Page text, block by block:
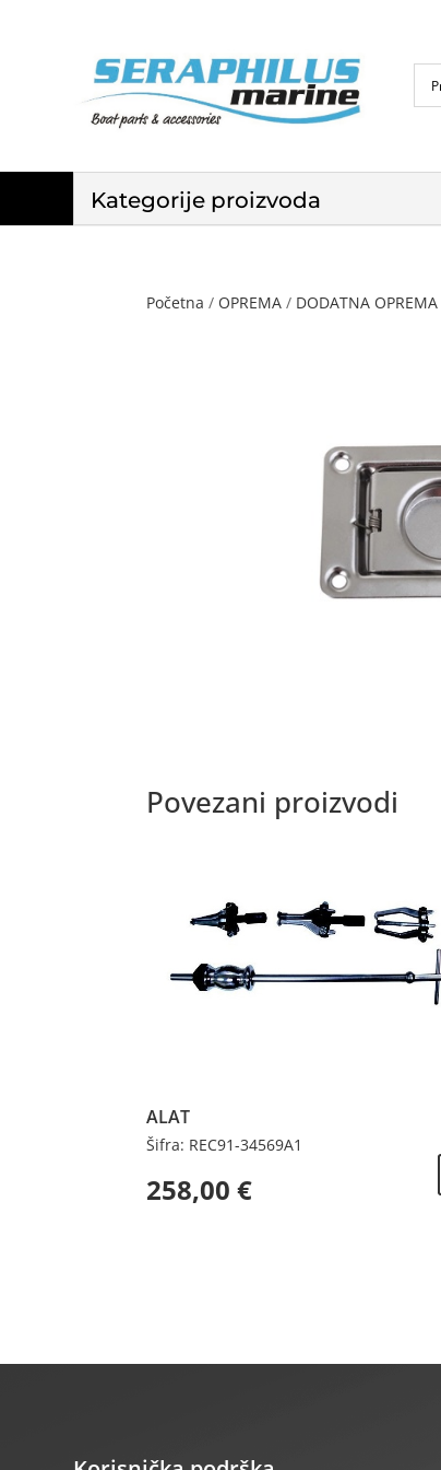
Kategorije proizvoda
Početna / OPREMA / DODATNA OPREMA
Povezani proizvodi
ALAT
Šifra: REC91-34569A1
258,00€